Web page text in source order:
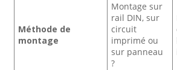
Méthode de
montage
Montage sur
rail DIN, sur
circuit
imprimé ou
sur panneau
?